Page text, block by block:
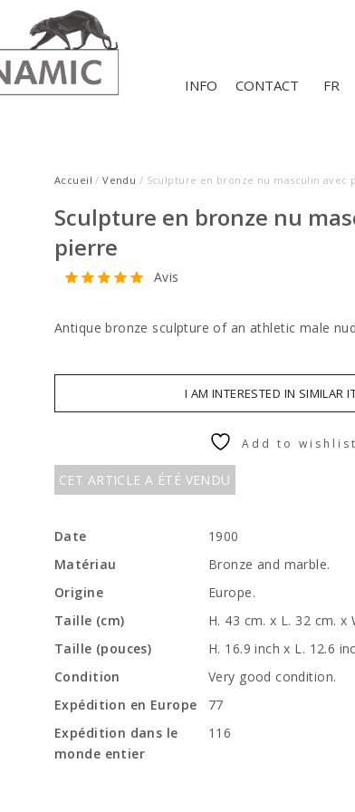
CONTACT
INFO FR
Accueil /Vendu / Sculpture en bronze nu masculin avec
Sculpture en bronze nu
pierre
Avis
Antique bronze sculpture of an athletic male
I AM INTERESTED IN SIMILAR
CET ARTICLE A ÉTÉ VENDU
Add to wishlist
Date
1900
Matériau
Bronze and marble.
Origine
Europe.
Taille (cm)
H. 43 cm. x L. 32 cm. x
Taille (pouces)
H. 16.9 inch x L. 12.6
Condition
Very good condition.
Expédition en Europe
77
Expédition dans le
monde entier
116